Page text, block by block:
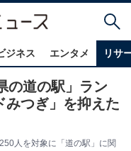
ジネス エンタメ リサ
の道の駅」ラン
みつぎ」を抑えた
人を対象に「道の駅」に関